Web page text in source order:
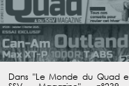
Dans "Le Monde du Quad